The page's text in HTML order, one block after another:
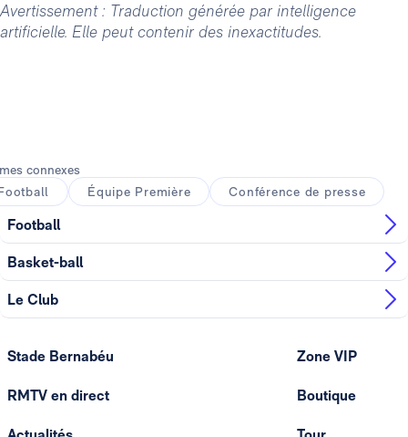
Avertissement : Traduction générée par intelligence
artificielle. Elle peut contenir des inexactitudes.
connexes
Équipe Première Conférence de presse
Football
Basket-ball
Le Club
Stade Bernabéu
RMTV en direct
Zone VIP
Boutique